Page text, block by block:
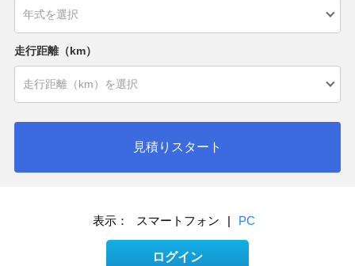
走行距離（km）
見積りスタート
表示： スマートフォン | PC
ログイン